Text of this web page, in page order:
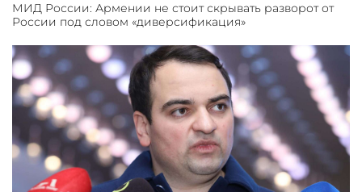
МИД России: Армении не стоит скрывать разворот от
России под словом «диверсификация»